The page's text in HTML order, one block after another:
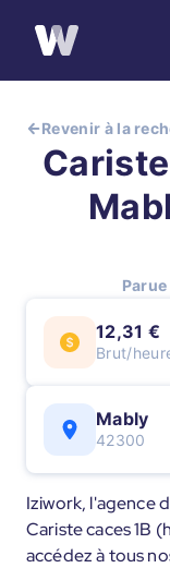
Revenir à la
12,31 €
Brut/
Mably
42300
Iziwork, l'agence
Cariste caces 1B
accédez à tous